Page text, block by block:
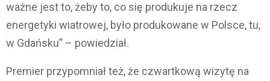
ważne jest to, żeby to, co się produkuje na rzecz
energetyki wiatrowej, było produkowane w Polsce, tu,
w Gdańsku” – powiedział.
Premier przypomniał też, że czwartkową wizytę na